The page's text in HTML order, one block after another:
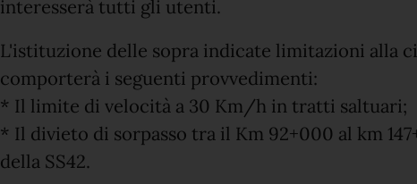
interesserà tutti gli utenti.
L'istituzione delle sopra indicate limitazioni alla
comporterà i seguenti provvedimenti:
* Il limite di velocità a 30 Km/h in tratti saltuari;
* Il divieto di sorpasso tra il Km 92+000 al km
della SS42.